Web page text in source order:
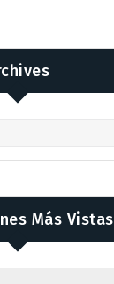
Más Vistas